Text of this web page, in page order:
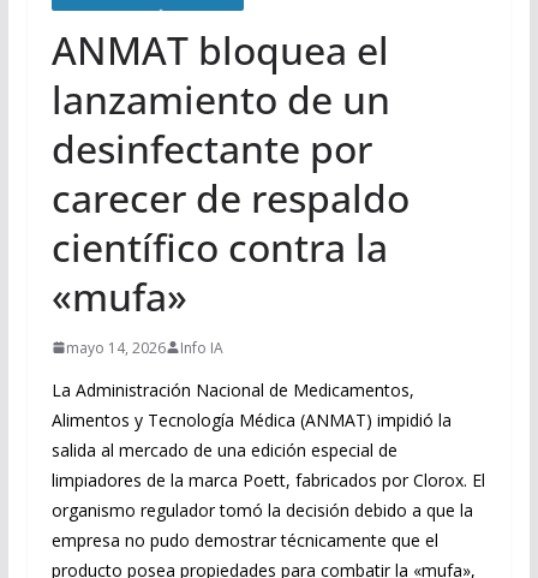
ANMAT bloquea el
lanzamiento de un
desinfectante por
carecer de respaldo
científico contra la
«mufa»
mayo 14, 2026 Info IA
La Administración Nacional de Medicamentos,
Alimentos y Tecnología Médica (ANMAT) impidió la
salida al mercado de una edición especial de
limpiadores de la marca Poett, fabricados por Clorox. El
organismo regulador tomó la decisión debido a que la
empresa no pudo demostrar técnicamente que el
producto posea propiedades para combatir la «mufa»,